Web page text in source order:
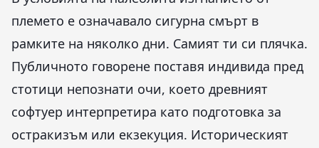
племето е означавало сигурна смърт в
рамките на няколко дни. Самият ти си плячка.
Публичното говорене поставя индивида пред
стотици непознати очи, което древният
софтуер интерпретира като подготовка за
остракизъм или екзекуция. Историческият